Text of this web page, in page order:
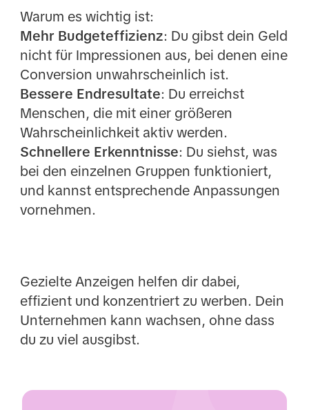
Warum es wichtig ist:
Mehr Budgeteffizienz: Du gibst dein Geld
nicht für Impressionen aus, bei denen eine
Conversion unwahrscheinlich ist.
Bessere Endresultate: Du erreichst
Menschen, die mit einer größeren
Wahrscheinlichkeit aktiv werden.
Schnellere Erkenntnisse: Du siehst, was
bei den einzelnen Gruppen funktioniert,
und kannst entsprechende Anpassungen
vornehmen.
Gezielte Anzeigen helfen dir dabei,
effizient und konzentriert zu werben. Dein
Unternehmen kann wachsen, ohne dass
du zu viel ausgibst.